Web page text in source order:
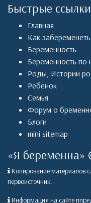
Быстрые ссылки
Главная
Как забеременеть
Беременность
Беременность по
Роды, Истории
Ребенок
Семья
Форум о
Блоги
mini sitemap
«Я беременна»
Копирование материалов
первоисточник.
Информация на сайте